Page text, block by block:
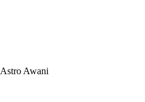
Astro Awani